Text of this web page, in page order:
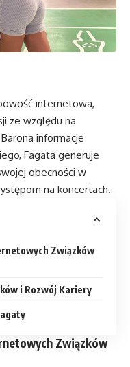
internetowa,
ze względu na
informacje
Fagata generuje
obecności w
na koncertach.
Związków
i Rozwój Kariery
Związków